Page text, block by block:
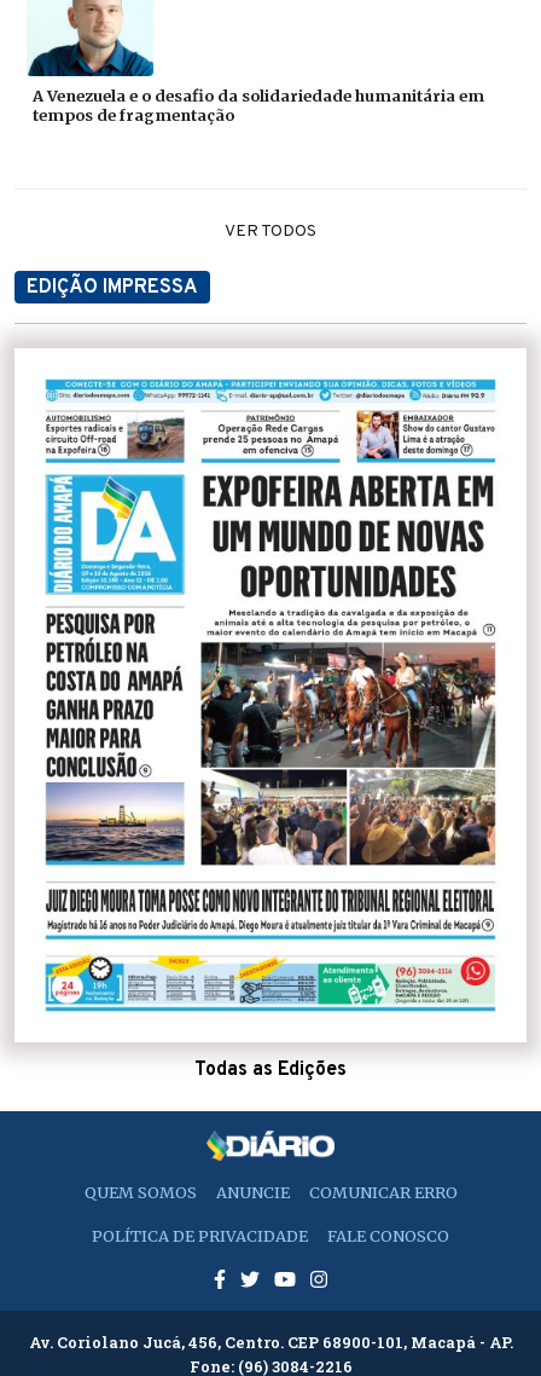
A Venezuela e o desafio da solidariedade humanitária em
tempos de fragmentação
VER TODOS
EDIÇÃO IMPRESSA
Todas as Edições
QUEM SOMOS ANUNCIE COMUNICAR ERRO
POLÍTICA DE PRIVACIDADE FALE CONOSCO
Av. Coriolano Jucá, 456, Centro. CEP 68900-101, Macapá - AP.
Fone: (96) 3084-2216